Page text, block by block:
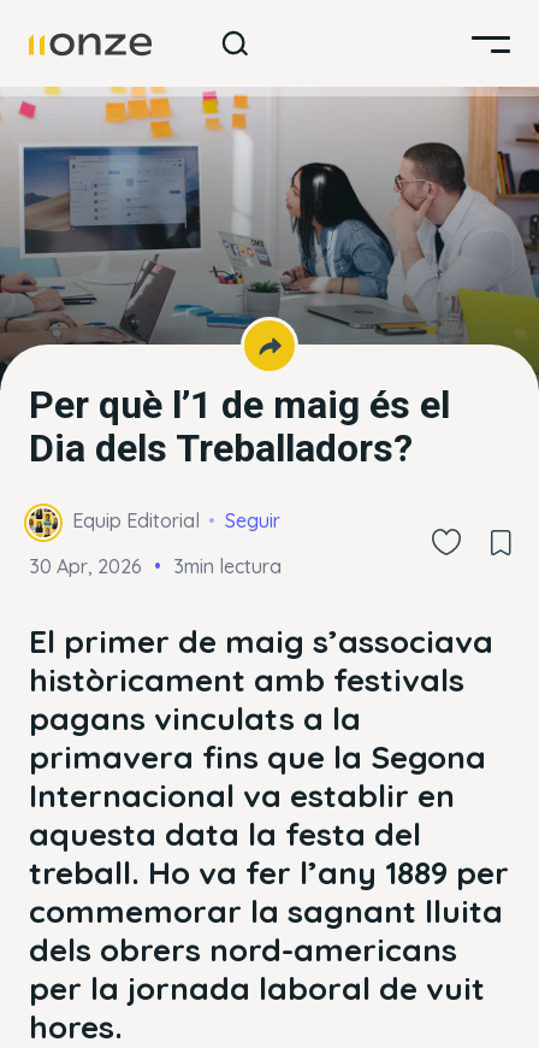
Per què l’1 de maig és el
Dia dels Treballadors?
Equip Editorial
Seguir
30 Apr, 2026
3min lectura
El primer de maig s’associava
històricament amb festivals
pagans vinculats a la
primavera fins que la Segona
Internacional va establir en
aquesta data la festa del
treball. Ho va fer l’any 1889 per
commemorar la sagnant lluita
dels obrers nord-americans
per la jornada laboral de vuit
hores.